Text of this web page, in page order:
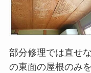
部分修理では直せ
の東面の屋根のみ